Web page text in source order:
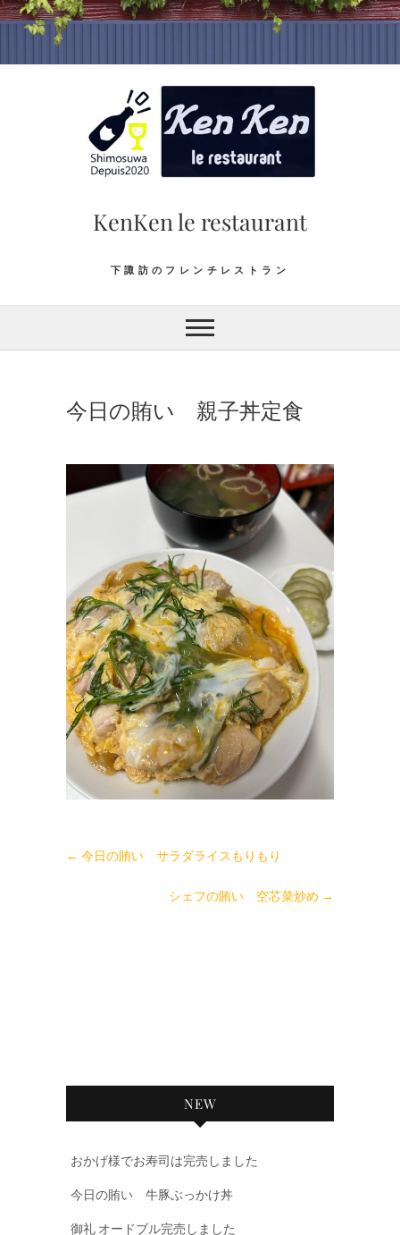
Skip
KenKen le restaurant
下諏訪のフレンチレストラン
今日の賄い 親子丼定食
← 今日の賄い サラダライスもりもり
シェフの賄い 空芯菜炒め →
NEW
おかげ様でお寿司は完売しました
今日の賄い 牛豚ぶっかけ丼
御礼 オードブル完売しました